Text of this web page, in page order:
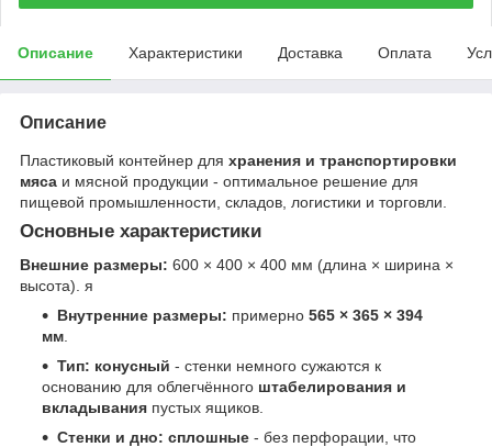
Описание Характеристики Доставка Оплата
Описание
Пластиковый контейнер для хранения и транспортировки
мяса и мясной продукции - оптимальное решение для
пищевой промышленности, складов, логистики и торговли.
Основные характеристики
Внешние размеры: 600 × 400 × 400 мм (длина × ширина ×
высота). я
Внутренние размеры: примерно 565 × 365 × 394
мм
Тип: конусный - стенки немного сужаются к
основанию для облегчённого штабелирования и
вкладывания пустых ящиков.
Стенки и дно: сплошные - без перфорации, что